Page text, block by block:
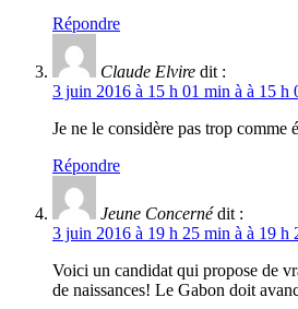
Répondre
Claude Elvire dit :
3 juin 2016 à 15 h 01 min à à 15 h
Je ne le considère pas trop
Répondre
Jeune Concerné dit :
3 juin 2016 à 19 h 25 min à à 19 h
Voici un candidat qui propose de
de naissances! Le Gabon doit